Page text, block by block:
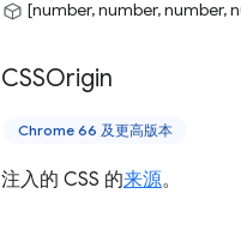
[number, number, number,
CSSOrigin
Chrome 66 及更高版本
注入的 CSS 的来源。